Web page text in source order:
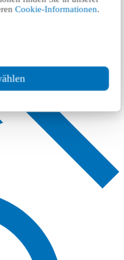
Cookie-Informationen.